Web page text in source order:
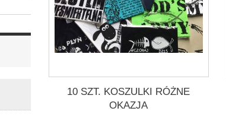
10 SZT. KOSZULKI RÓŻNE
OKAZJA